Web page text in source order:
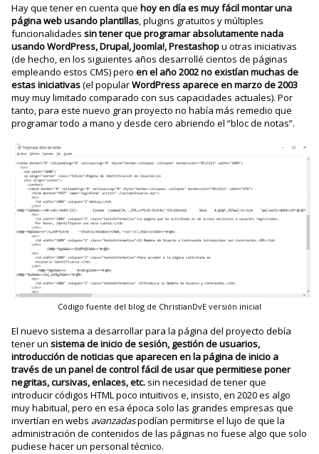
Hay que tener en cuenta quehoy en día es muy fácil montar una
página web usando plantillas, plugins gratuitos y múltiples
funcionalidadessin tener que programar absolutamente nada
usando WordPress, Drupal, Joomla!, Prestashopu otras iniciativas
(de hecho, en los siguientes años desarrollé cientos de páginas
empleando estos CMS) peroen el año 2002 no existían muchas de
estas iniciativas(el popularWordPress aparece en marzo de 2003
muy muy limitado comparado con sus capacidades actuales). Por
tanto, para este nuevo gran proyecto no había más remedio que
programar todo a mano y desde cero abriendo el “bloc de notas”.
Código fuente del blog de ChristianDvE versión inicial
El nuevo sistema a desarrollar para la página del proyecto debía
tener unsistema de inicio de sesión, gestión de usuarios,
introducción de noticias que aparecen en la página de inicio a
través de un panel de control fácil de usar que permitiese poner
negritas, cursivas, enlaces, etc. sin necesidad de tener que
introducir códigos HTML poco intuitivos e, insisto, en 2020 es algo
muy habitual, pero en esa época solo las grandes empresas que
invertían en webs avanzadaspodían permitirse el lujo de que la
administración de contenidos de las páginas no fuese algo que solo
pudiese hacer un personal técnico.